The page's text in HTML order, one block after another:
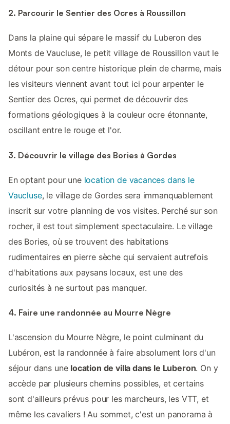
2. Parcourir le Sentier des Ocres à Roussillon
Dans la plaine qui sépare le massif du Luberon des
Monts de Vaucluse, le petit village de Roussillon vaut le
détour pour son centre historique plein de charme, mais
les visiteurs viennent avant tout ici pour arpenter le
Sentier des Ocres, qui permet de découvrir des
formations géologiques à la couleur ocre étonnante,
oscillant entre le rouge et l'or.
3. Découvrir le village des Bories à Gordes
En optant pour une location de vacances dans le
Vaucluse, le village de Gordes sera immanquablement
inscrit sur votre planning de vos visites. Perché sur son
rocher, il est tout simplement spectaculaire. Le village
des Bories, où se trouvent des habitations
rudimentaires en pierre sèche qui servaient autrefois
d'habitations aux paysans locaux, est une des
curiosités à ne surtout pas manquer.
4. Faire une randonnée au Mourre Nègre
L'ascension du Mourre Nègre, le point culminant du
Lubéron, est la randonnée à faire absolument lors d'un
séjour dans une location de villa dans le Luberon. On y
accède par plusieurs chemins possibles, et certains
sont d'ailleurs prévus pour les marcheurs, les VTT, et
même les cavaliers ! Au sommet, c'est un panorama à